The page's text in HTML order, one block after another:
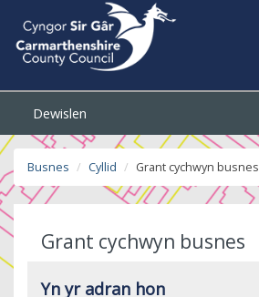
Dewislen
Busnes Cyllid Grant cychwyn busnes
Grant cychwyn busnes
Yn yr adran hon